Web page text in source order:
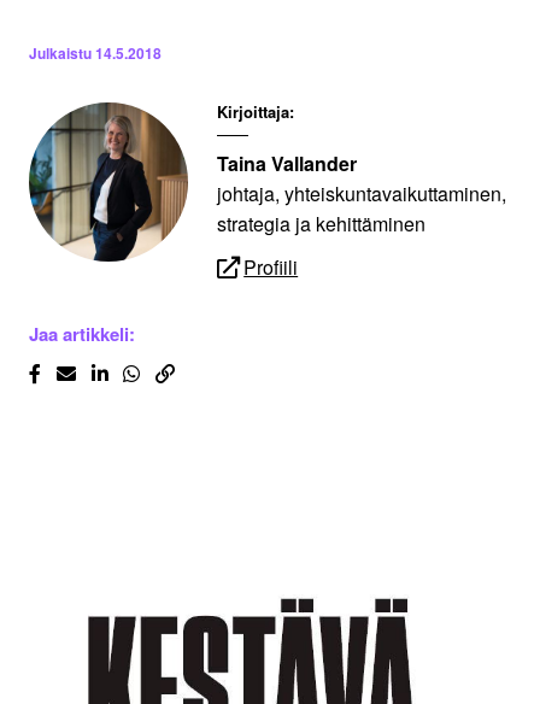
Julkaistu14.5.2018
Kirjoittaja:
Taina Vallander
johtaja, yhteiskuntavaikuttaminen,
strategia ja kehittäminen
Profiili
Jaa artikkeli: